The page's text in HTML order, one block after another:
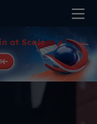
at Scale